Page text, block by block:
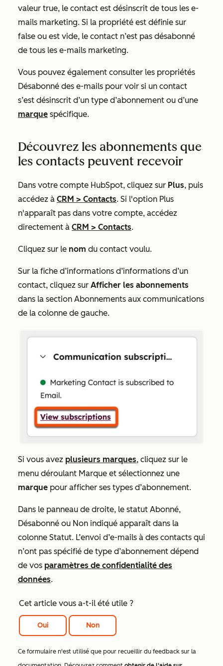
valeur true, le contact est désinscrit de tous les e-
mails marketing. Si la propriété est définie sur
false ou est vide, le contact n’est pas désabonné
de tous les e-mails marketing.
Vous pouvez également consulter les propriétés
Désabonné des e-mails pour voir si un contact
s’est désinscrit d’un type d’abonnement ou d’une
marque spécifique.
Découvrez les abonnements que
les contacts peuvent recevoir
Dans votre compte HubSpot, cliquez sur Plus, puis
accédez à CRM > Contacts. Si l'option Plus
n'apparaît pas dans votre compte, accédez
directement à CRM > Contacts.
Cliquez sur le nom du contact voulu.
Sur la fiche d’informations d’informations d’un
contact, cliquez sur Afficher les abonnements
dans la section Abonnements aux communications
de la colonne de gauche.
Si vous avez plusieurs marques, cliquez sur le
menu déroulant Marque et sélectionnez une
marque pour afficher ses types d’abonnement.
Dans le panneau de droite, le statut Abonné,
Désabonné ou Non indiqué apparaît dans la
colonne Statut. L’envoi d’e-mails à des contacts qui
n’ont pas spécifié de type d’abonnement dépend
de vos paramètres de confidentialité des
données.
Cet article vous a-t-il été utile ?
Oui Non
Ce formulaire n'est utilisé que pour recueillir du feedback sur la